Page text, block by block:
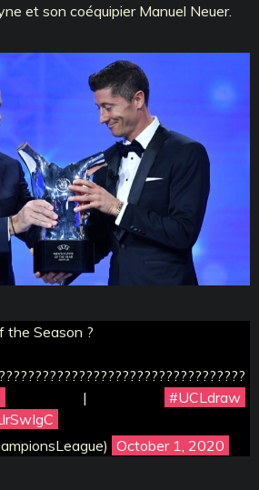
et son coéquipier Manuel Neuer.
the Season ?
|
#UCLdraw
October 1, 2020